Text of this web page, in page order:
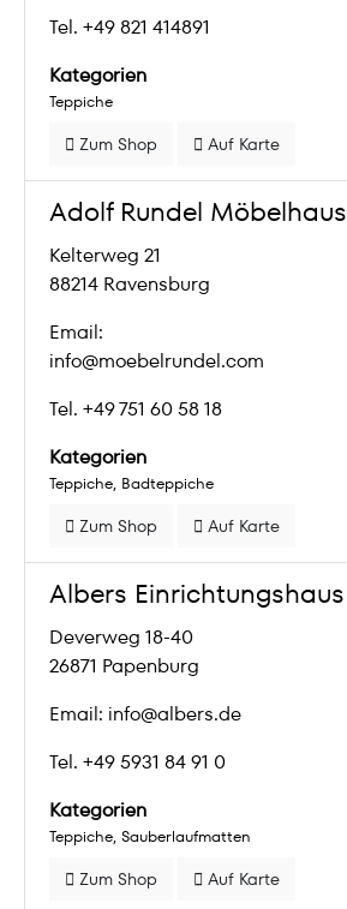
Tel. +49 821 414891
Kategorien
Teppiche
Zum Shop Auf Karte
Adolf Rundel Möbelhaus
Kelterweg 21
88214 Ravensburg
Email:
info@moebelrundel.com
Tel. +49 751 60 58 18
Kategorien
Teppiche Badteppiche
Zum Shop Auf Karte
Albers Einrichtungshaus
Deverweg 18-40
26871 Papenburg
Email: info@albers.de
Tel. +49 5931 84 91 0
Kategorien
Teppiche Sauberlaufmatten
Zum Shop Auf Karte